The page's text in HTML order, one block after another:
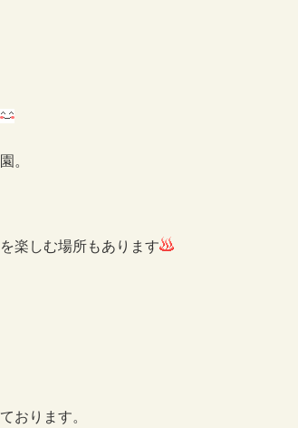
。
楽しむ場所もあります
おります。